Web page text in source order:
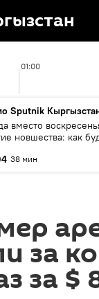
01:00
Sputnik
вместо
новшества: как
38 мин
за
за $